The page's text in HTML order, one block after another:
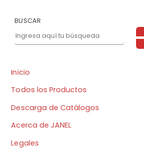
BUSCAR
Inicio
Todos los Productos
Descarga de Catálogos
Acerca de JANEL
Legales